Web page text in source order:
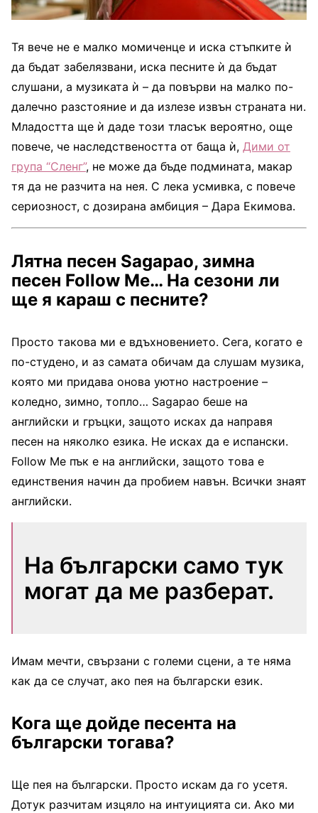
Тя вече не е малко момиченце и иска стъпките ѝ
да бъдат забелязвани, иска песните ѝ да бъдат
слушани, а музиката ѝ – да повърви на малко по-
далечно разстояние и да излезе извън страната ни.
Младостта ще ѝ даде този тласък вероятно, още
повече, че наследствеността от баща ѝ, Дими от
група “Сленг”, не може да бъде подмината, макар
тя да не разчита на нея. С лека усмивка, с повече
сериозност, с дозирана амбиция – Дара Екимова.
Лятна песен Sagapao, зимна
песен Follow Me… На сезони ли
ще я караш с песните?
Просто такова ми е вдъхновението. Сега, когато е
по-студено, и аз самата обичам да слушам музика,
която ми придава онова уютно настроение –
коледно, зимно, топло… Sagapao беше на
английски и гръцки, защото исках да направя
песен на няколко езика. Не исках да е испански.
Follow Me пък е на английски, защото това е
единствения начин да пробием навън. Всички знаят
английски.
На български само тук
могат да ме разберат.
Имам мечти, свързани с големи сцени, а те няма
как да се случат, ако пея на български език.
Кога ще дойде песента на
български тогава?
Ще пея на български. Просто искам да го усетя.
Дотук разчитам изцяло на интуицията си. Ако ми